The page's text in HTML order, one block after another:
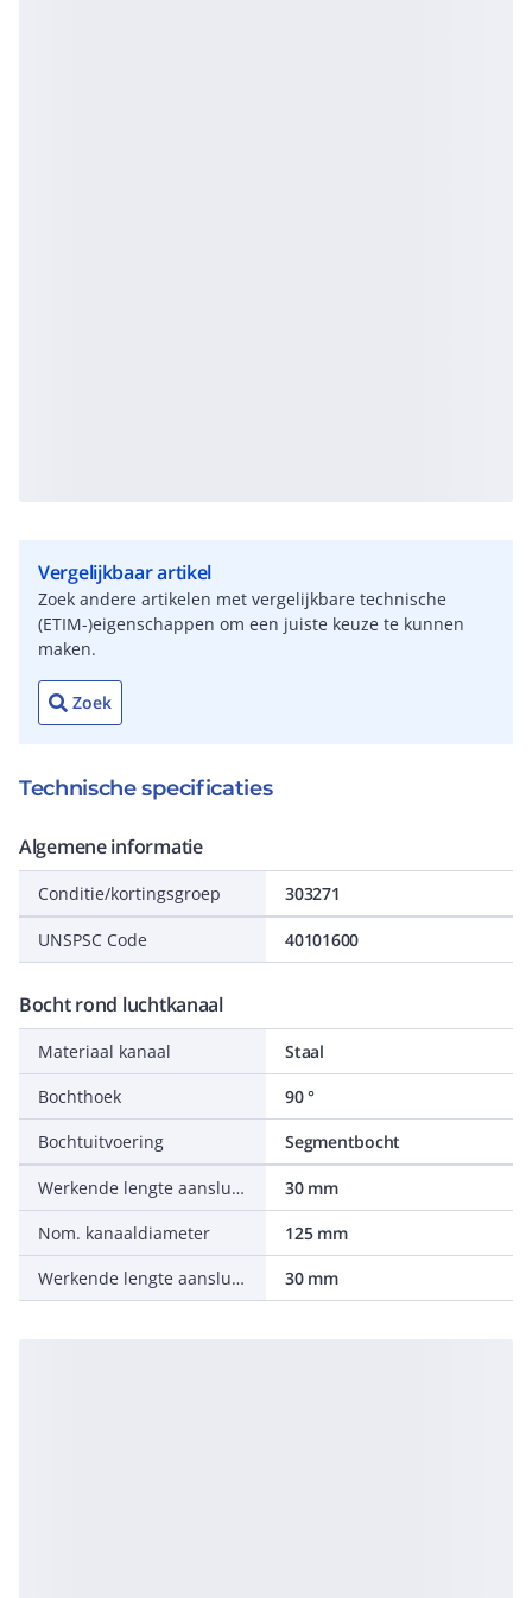
Vergelijkbaar artikel
Zoek andere artikelen met vergelijkbare technische
(ETIM-)eigenschappen om een juiste keuze te kunnen
maken.
Zoek
Technische specificaties
Algemene informatie
Conditie/kortingsgroep 303271
UNSPSC Code 40101600
Bocht rond luchtkanaal
Materiaal kanaal
Staal
Bochthoek
90 °
Bochtuitvoering
Segmentbocht
Werkende lengte aansluiting 1
30 mm
Nom. kanaaldiameter
125 mm
Werkende lengte aansluiting 2
30 mm